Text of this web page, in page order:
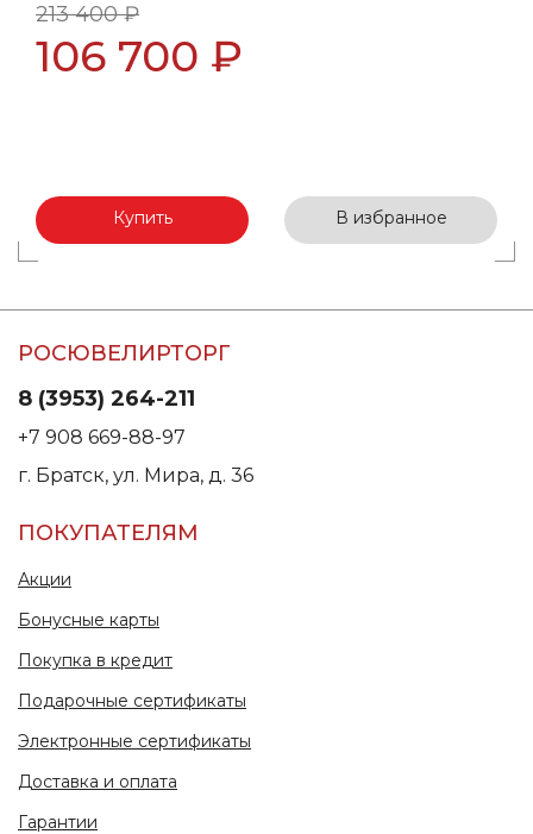
213 400 ₽
106 700 ₽
Купить В избранное
РОСЮВЕЛИРТОРГ
8 (3953) 264-211
+7 908 669-88-97
г. Братск, ул. Мира, д. 36
ПОКУПАТЕЛЯМ
Акции
Бонусные карты
Покупка в кредит
Подарочные сертификаты
Электронные сертификаты
Доставка и оплата
Гарантии